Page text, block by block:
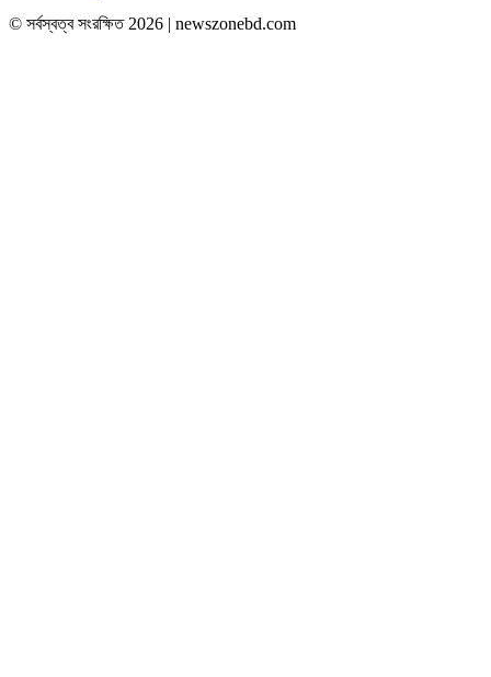
© সর্বস্বত্ব সংরক্ষিত 2026 | newszonebd.com